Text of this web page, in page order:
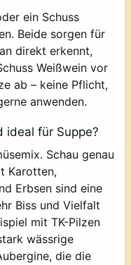
ein Schuss
Beide sorgen für
direkt erkennt,
Weißwein vor
ab – keine Pflicht,
anwenden.
ideal für Suppe?
Schau genau
Karotten,
Erbsen sind eine
Biss und Vielfalt
mit TK-Pilzen
wässrige
die die